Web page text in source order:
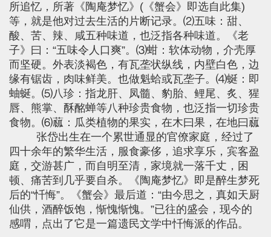
所追忆，所著《陶庵梦忆》(《蟹会》即选自此集)
等，就是他对过去生活的片断记录。⑵五味：甜、
酸、苦、辣、咸五种味道，也泛指各种味道。《老
子》曰：“五味令人口爽”。⑶蚶：软体动物，介壳厚
而坚硬。外表淡褐色，有瓦垄状纵线，内壁白色，边
缘有锯齿，肉味鲜美。也做魁蛤或瓦垄子。⑷蜒：即
蚰蜒。⑸八珍：指龙肝、凤髓、豹胎、鲤尾、炙、猩
唇、熊掌、酥酩蝉等八种珍贵食物，也泛指一切珍贵
食物。⑹蓏：瓜类植物的果实，在木曰果，在地曰蓏
张岱出生在一个累世通显的官僚家庭，经过了
四十余年的繁华生活，服食豪侈，追求享乐，宾客盈
庭，交游甚广，而自明至清，家境就一落千丈，困
顿、痛苦到几乎要自杀。《陶庵梦忆》即是醉生梦死
后的“忏悔”。《蟹会》最后道：“由今思之，真如天厨
仙供，酒醉饭饱，惭愧惭愧。”已往的盛会，现今的
感喟，点出了它是一篇遗民文学中忏悔派的作品。